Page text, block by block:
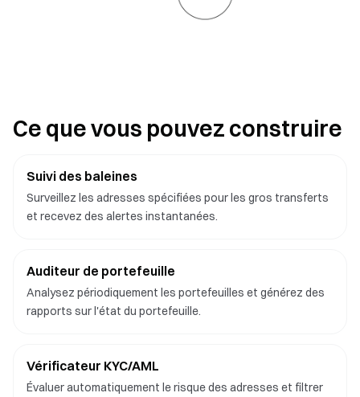
Ce que vous pouvez construire
Suivi des baleines
Surveillez les adresses spécifiées pour les gros transferts
et recevez des alertes instantanées.
Auditeur de portefeuille
Analysez périodiquement les portefeuilles et générez des
rapports sur l'état du portefeuille.
Vérificateur KYC/AML
Évaluer automatiquement le risque des adresses et filtrer